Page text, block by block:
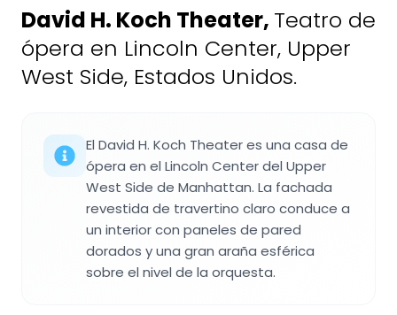
David H. Koch Theater, Teatro de
ópera en Lincoln Center, Upper
West Side, Estados Unidos.
El David H. Koch Theater es una casa de
ópera en el Lincoln Center del Upper
West Side de Manhattan. La fachada
revestida de travertino claro conduce a
un interior con paneles de pared
dorados y una gran araña esférica
sobre el nivel de la orquesta.